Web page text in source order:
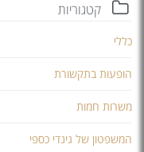
קטגוריות
כללי
הופעות בתקשורת
משרות חמות
המשפטון של גינדי כספי